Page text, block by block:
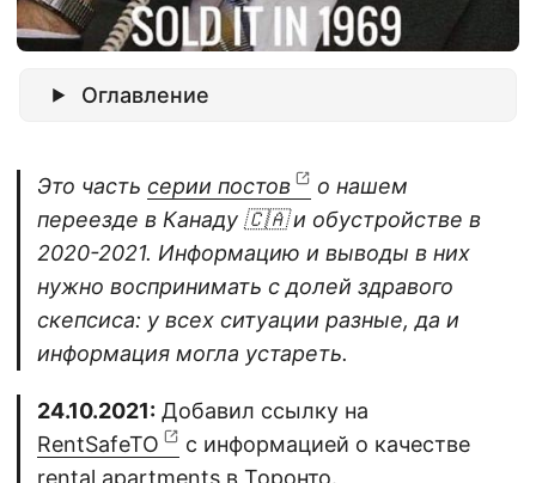
Оглавление
Это часть серии постов
о нашем
переезде в Канаду 🇨🇦 и обустройстве в
2020-2021. Информацию и выводы в них
нужно воспринимать с долей здравого
скепсиса: у всех ситуации разные, да и
информация могла устареть.
24.10.2021: Добавил ссылку на
RentSafeTO
с информацией о качестве
rental apartments в Торонто.